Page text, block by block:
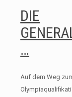
DIE
…
Auf dem Weg